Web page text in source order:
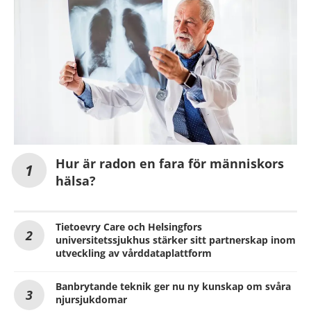
Hur är radon en fara för människors
hälsa?
Tietoevry Care och Helsingfors
universitetssjukhus stärker sitt partnerskap inom
utveckling av vårddataplattform
Banbrytande teknik ger nu ny kunskap om svåra
njursjukdomar